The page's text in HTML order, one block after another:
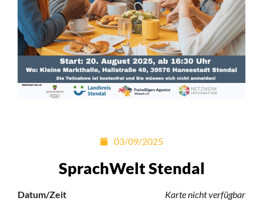
03/09/2025
SprachWelt Stendal
Karte nicht verfügbar
Datum/Zeit